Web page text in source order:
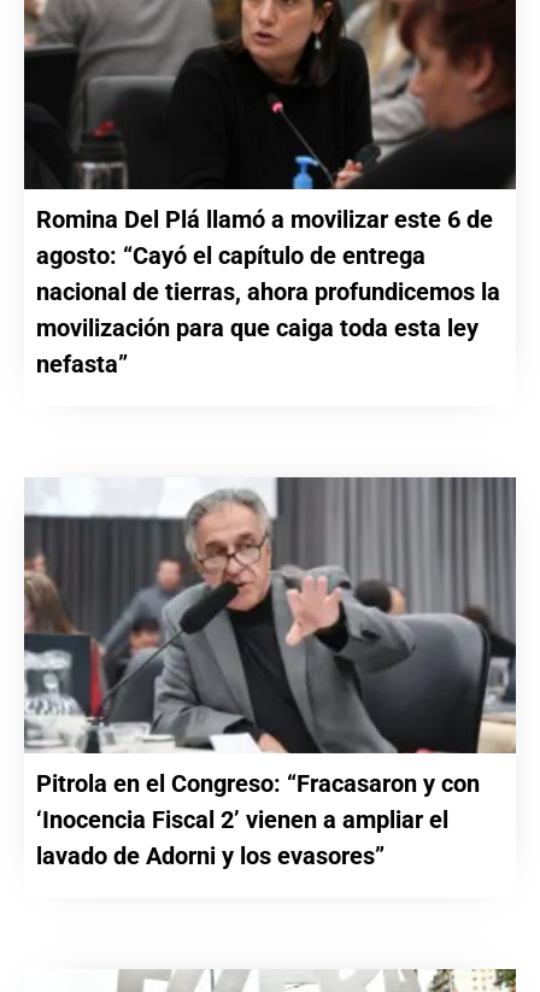
Romina Del Plá llamó a movilizar este 6 de
agosto: “Cayó el capítulo de entrega
nacional de tierras, ahora profundicemos la
movilización para que caiga toda esta ley
nefasta”
Pitrola en el Congreso: “Fracasaron y con
‘Inocencia Fiscal 2’ vienen a ampliar el
lavado de Adorni y los evasores”